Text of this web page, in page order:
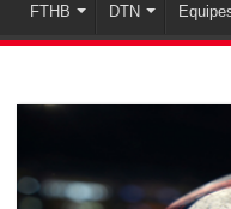
FTHB DTN